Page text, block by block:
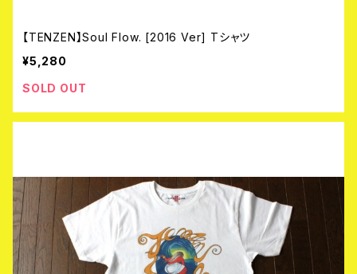
【TENZEN】Soul Flow. [2016 Ver] Tシャツ
¥5,280
SOLD OUT